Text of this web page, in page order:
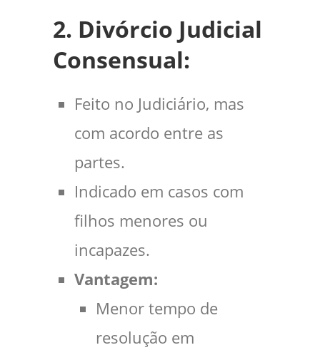
2. Divórcio Judicial
Consensual:
Feito no Judiciário, mas
com acordo entre as
partes.
Indicado em casos com
filhos menores ou
incapazes.
Vantagem:
Menor tempo de
resolução em